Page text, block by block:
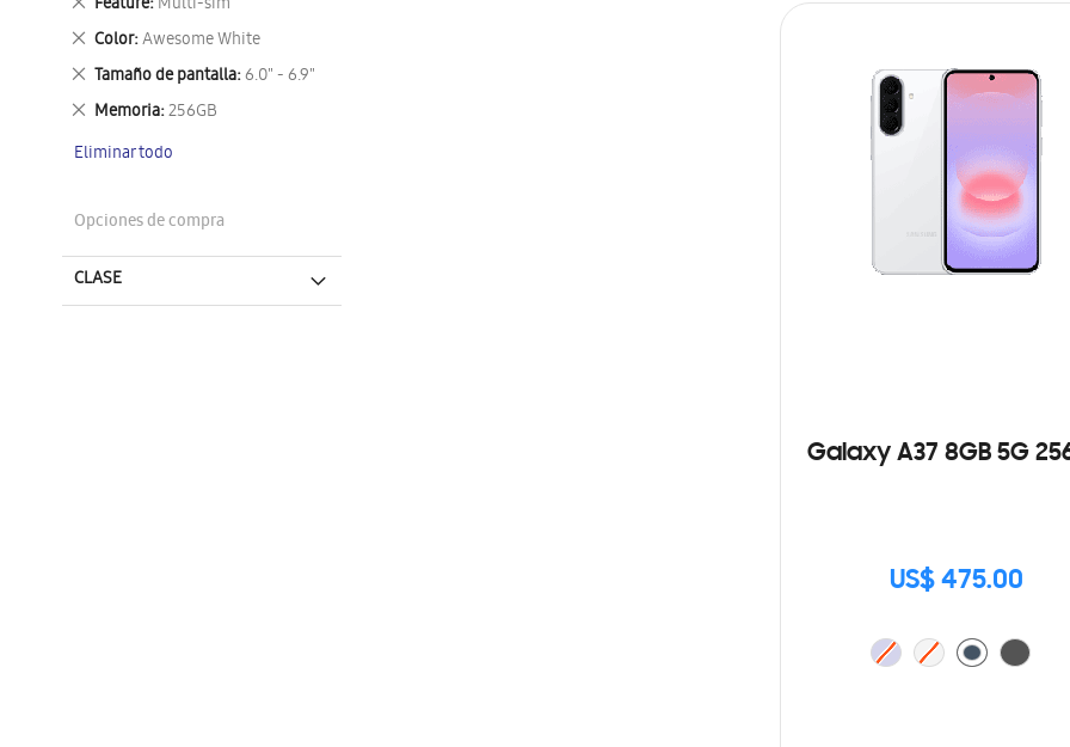
Galaxy A37 8GB 5G
US$ 475.00
artículo
este
artículo
Color Awesome White
Eliminar
este
artículo
Tamaño de pantalla 6.0" - 6.9"
Eliminar
este
artículo
Memoria 256GB
Eliminar
artículo
Eliminar todo
Opciones de compra
CLASE